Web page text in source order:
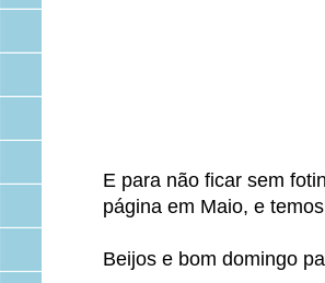
E para não ficar sem
página em Maio, e
Beijos e bom domingo